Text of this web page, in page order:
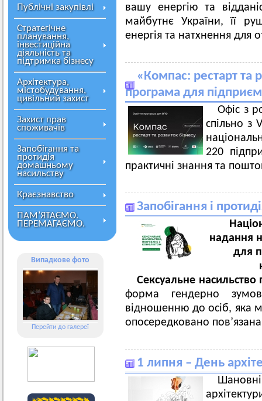
Публічні закупівлі
Стратегічне
планування,
інвестиційна
діяльність та
підтримка бізнесу
Архітектура,
містобудування,
цивільний захист
Захист прав
споживачів
Запобігання та
протидія
домашньому
насильству
Краєзнавство
ПАМ’ЯТАЄМО.
ПЕРЕМАГАЄМО.
Випадкове фото
Перейти до галереї
вашу енергію та
майбутнє України, її
енергія та натхнення для
«Компас: рестарт та
програма для
Офіс з
спільно з
220
практичні знання та
Запобігання і
надання
для
Сексуальне
форма гендерно
відношенню до осіб, яка
опосередковано
1 липня – День